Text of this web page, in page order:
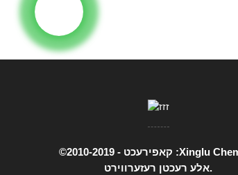
©קאפירעכט - 2010-2019 :Xinglu Chemical
אלע רעכטן רעזערווירט.